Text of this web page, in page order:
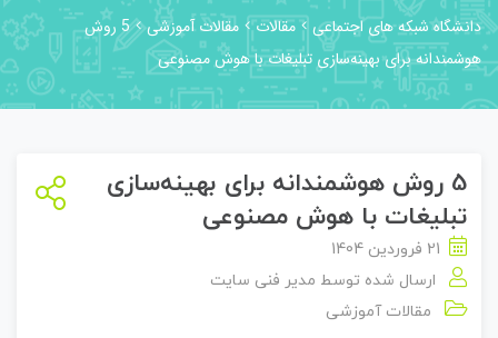
دانشگاه شبکه های اجتماعی مقالات مقالات آموزشی
5 روش
هوشمندانه برای بهینه‌سازی تبلیغات با هوش مصنوعی
5 روش هوشمندانه برای بهینه‌سازی
تبلیغات با هوش مصنوعی
21 فروردین 1404
ارسال شده توسط مدیر فنی سایت
مقالات آموزشی